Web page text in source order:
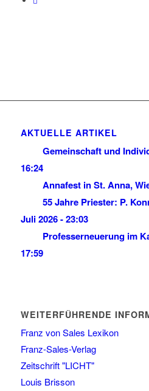
AKTUELLE ARTIKEL
Gemeinschaft und
16:24
Annafest in St. Anna,
55 Jahre Priester: P.
Juli 2026 - 23:03
Professerneuerung im
17:59
WEITERFÜHRENDE
Franz von Sales Lexikon
Franz-Sales-Verlag
Zeitschrift "LICHT"
Louis Brisson